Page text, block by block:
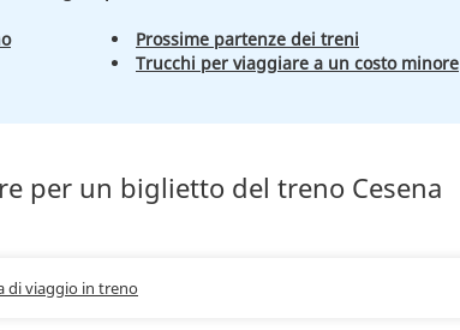
Prossime partenze dei treni
Trucchi per viaggiare a un costo minore
per un biglietto del treno Cesena
di viaggio in treno